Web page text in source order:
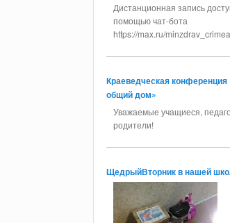
Дистанционная запись
помощью чат-бота
https://max.ru/
Краеведческая
общий дом»
Уважаемые учащиеся,
родители!
ЩедрыйВторник в нашей